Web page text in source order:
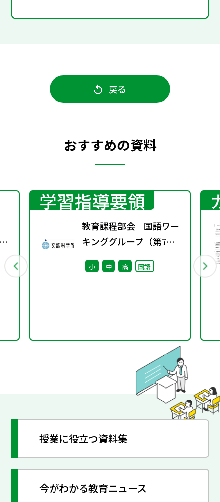
戻る
おすすめの資料
学習指導要領
教育課程部会 国語ワー
キンググループ（第7
回） 配付資料
小 中 高 国語
授業に役立つ資料集
今がわかる教育ニュース